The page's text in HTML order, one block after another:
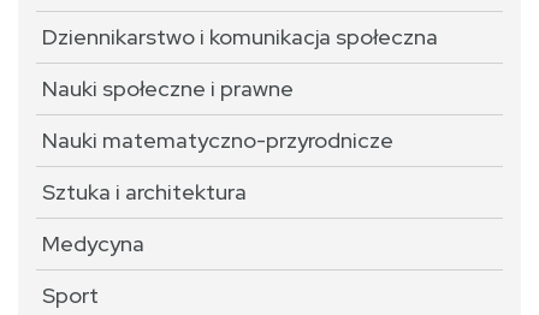
Dziennikarstwo i komunikacja społeczna
Nauki społeczne i prawne
Nauki matematyczno-przyrodnicze
Sztuka i architektura
Medycyna
Sport